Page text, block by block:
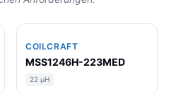
COILCRAFT
MSS1246H-223MED
22 µH